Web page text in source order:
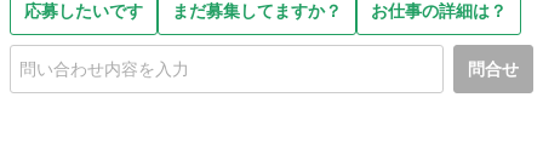
応募したいです まだ募集してますか？ お仕事の詳細は？
問合せ